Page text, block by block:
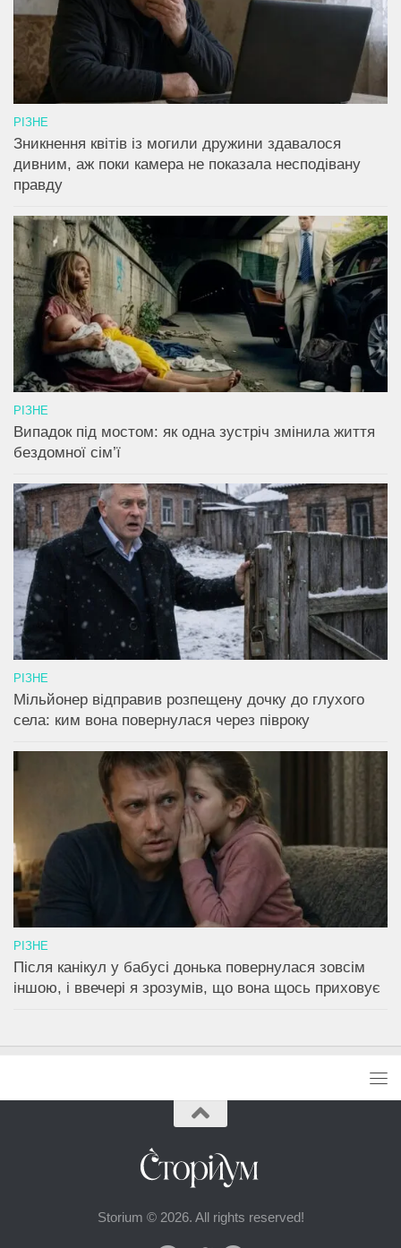
РІЗНЕ
Зникнення квітів із могили дружини здавалося
дивним, аж поки камера не показала несподівану
правду
РІЗНЕ
Випадок під мостом: як одна зустріч змінила життя
бездомної сім’ї
РІЗНЕ
Мільйонер відправив розпещену дочку до глухого
села: ким вона повернулася через півроку
РІЗНЕ
Після канікул у бабусі донька повернулася зовсім
іншою, і ввечері я зрозумів, що вона щось приховує
Storium © 2026. All rights reserved!